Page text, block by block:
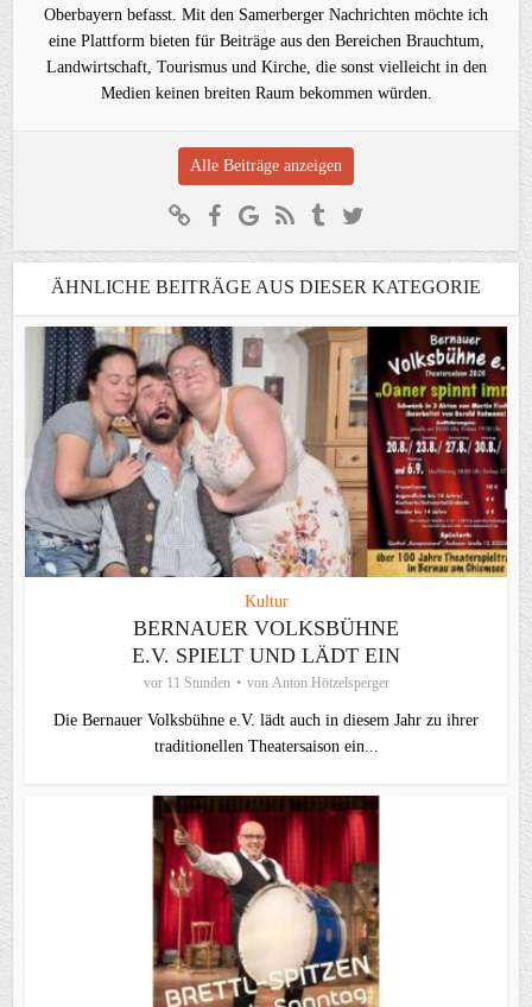
Oberbayern befasst. Mit den Samerberger Nachrichten möchte ich
eine Plattform bieten für Beiträge aus den Bereichen Brauchtum,
Landwirtschaft, Tourismus und Kirche, die sonst vielleicht in den
Medien keinen breiten Raum bekommen würden.
Alle Beiträge anzeigen
ÄHNLICHE BEITRÄGE AUS DIESER KATEGORIE
Kultur
BERNAUER VOLKSBÜHNE
E.V. SPIELT UND LÄDT EIN
vor 11 Stunden von Anton Hötzelsperger
Die Bernauer Volksbühne e.V. lädt auch in diesem Jahr zu ihrer
traditionellen Theater­saison ein...